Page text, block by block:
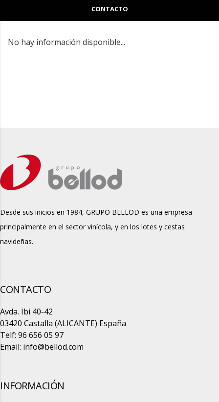
CONTACTO
No hay información disponible...
Desde sus inicios en 1984, GRUPO BELLOD es una empresa
principalmente en el sector vinícola, y en los lotes y cestas
navideñas.
CONTACTO
Avda. Ibi 40-42
03420 Castalla (ALICANTE) España
Telf: 96 656 05 97
Email: info@bellod.com
INFORMACIÓN